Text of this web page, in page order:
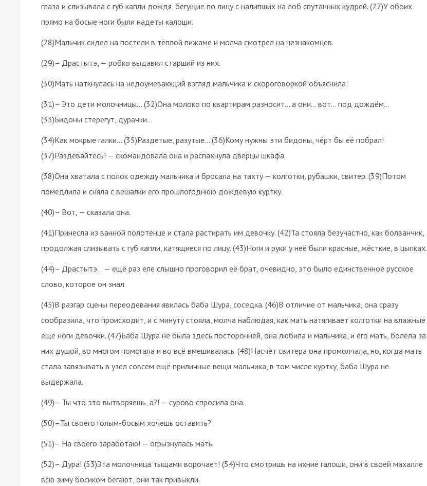
глаза и слизывала с губ капли дождя, бегущие по лицу с налипших на лоб спутанных кудрей. (27)У обоих
прямо на босые ноги были надеты калоши.
(28)Мальчик сидел на постели в тёплой пижаме и молча смотрел на незнакомцев.
(29)– Драстытэ, — робко выдавил старший из них.
(30)Мать наткнулась на недоумевающий взгляд мальчика и скороговоркой объяснила:
(31)– Это дети молочницы… (32)Она молоко по квартирам разносит… а они… вот… под дождём…
(33)Бидоны стерегут, дурачки…
(34)Как мокрые галки… (35)Раздетые, разутые… (36)Кому нужны эти бидоны, чёрт бы её побрал!
(37)Раздевайтесь! — скомандовала она и распахнула дверцы шкафа.
(38)Она хватала с полок одежду мальчика и бросала на тахту — колготки, рубашки, свитер. (39)Потом
помедлила и сняла с вешалки его прошлогоднюю дождевую куртку.
(40)– Вот, — сказала она.
(41)Принесла из ванной полотенце и стала растирать им девочку. (42)Та стояла безучастно, как болванчик,
продолжая слизывать с губ капли, катящиеся по лицу. (43)Ноги и руки у неё были красные, жёсткие, в цыпках.
(44)– Драстытэ… — ещё раз еле слышно проговорил её брат, очевидно, это было единственное русское
слово, которое он знал.
(45)В разгар сцены переодевания явилась баба Шура, соседка. (46)В отличие от мальчика, она сразу
сообразила, что происходит, и с минуту стояла, молча наблюдая, как мать натягивает колготки на влажные
ещё ноги девочки. (47)Баба Шура не была здесь посторонней, она любила и мальчика, и его мать, болела за
них душой, во многом помогала и во всё вмешивалась. (48)Насчёт свитера она промолчала, но, когда мать
стала завязывать в узел совсем ещё приличные вещи мальчика, в том числе куртку, баба Шура не
выдержала.
(49)– Ты что это вытворяешь, а?! — сурово спросила она.
(50)–Ты своего голым-босым хочешь оставить?
(51)– На своего заработаю! — огрызнулась мать.
(52)– Дура! (53)Эта молочница тыщами ворочает! (54)Что смотришь на ихние галоши, они в своей махалле
всю зиму босиком бегают, они так привыкли.